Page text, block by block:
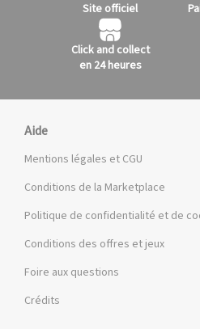
Site officiel
Click and collect
en 24 heures
Aide
Mentions légales et CGU
Conditions de la Marketplace
Politique de confidentialité et de
Conditions des offres et jeux
Foire aux questions
Crédits